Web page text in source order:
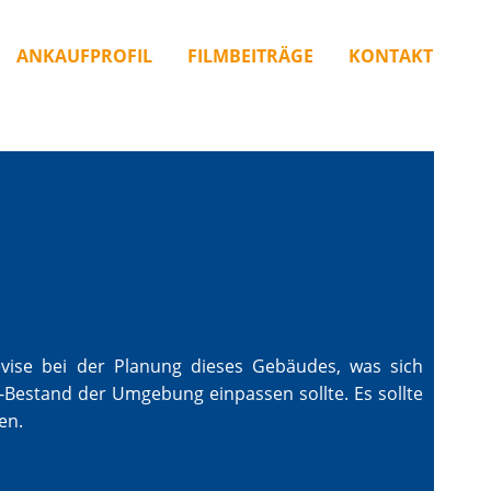
ANKAUFPROFIL FILMBEITRÄGE KONTAKT
bei der Planung dieses Gebäudes, was sich
der Umgebung einpassen sollte. Es sollte